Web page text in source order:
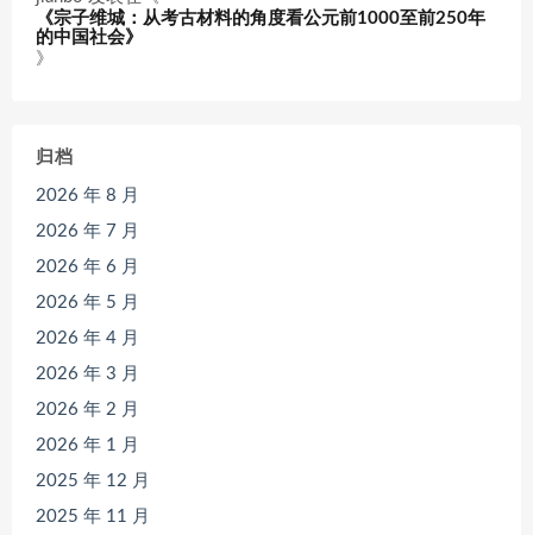
《宗子维城：从考古材料的角度看公元前1000至前250年
的中国社会》
》
归档
2026 年 8 月
2026 年 7 月
2026 年 6 月
2026 年 5 月
2026 年 4 月
2026 年 3 月
2026 年 2 月
2026 年 1 月
2025 年 12 月
2025 年 11 月